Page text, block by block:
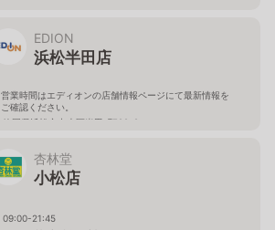
EDION
浜松半田店
営業時間はエディオンの店舗情報ページにて最新情報を
ご確認ください。
静岡県浜松市中央区半田町722-2
杏林堂
小松店
09:00-21:45